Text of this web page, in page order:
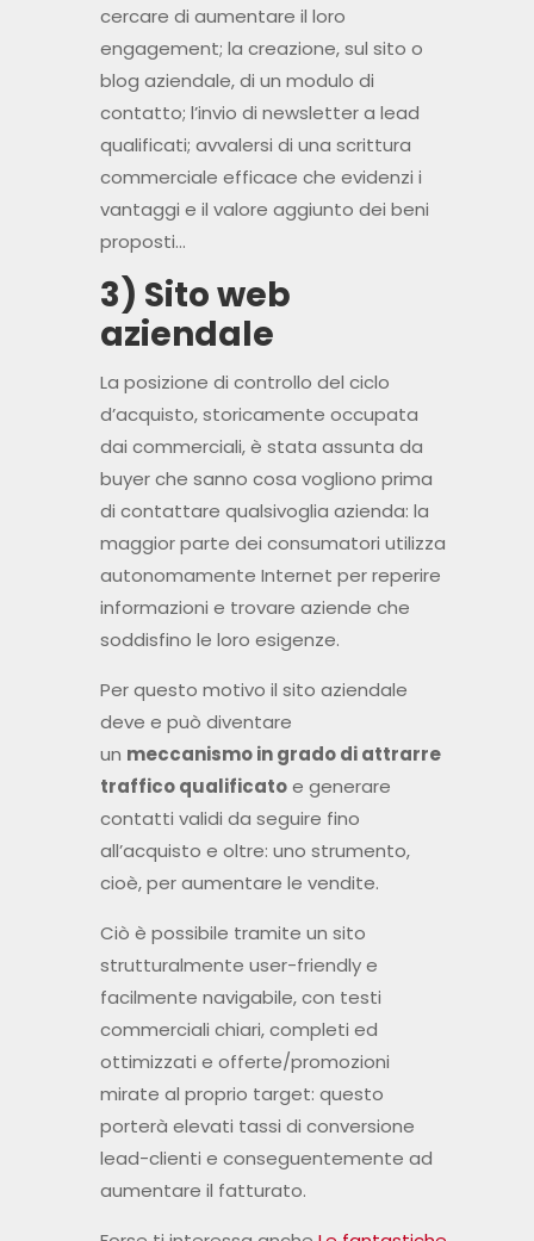
cercare di aumentare il loro
engagement; la creazione, sul sito o
blog aziendale, di un modulo di
contatto; l’invio di newsletter a lead
qualificati; avvalersi di una scrittura
commerciale efficace che evidenzi i
vantaggi e il valore aggiunto dei beni
proposti…
3) Sito web
aziendale
La posizione di controllo del ciclo
d’acquisto, storicamente occupata
dai commerciali, è stata assunta da
buyer che sanno cosa vogliono prima
di contattare qualsivoglia azienda: la
maggior parte dei consumatori utilizza
autonomamente Internet per reperire
informazioni e trovare aziende che
soddisfino le loro esigenze.
Per questo motivo il sito aziendale
deve e può diventare
un meccanismo in grado di attrarre
traffico qualificatoe generare
contatti validi da seguire fino
all’acquisto e oltre: uno strumento,
cioè, per aumentare le vendite.
Ciò è possibile tramite un sito
strutturalmente user-friendly e
facilmente navigabile, con testi
commerciali chiari, completi ed
ottimizzati e offerte/promozioni
mirate al proprio target: questo
porterà elevati tassi di conversione
lead-clienti e conseguentemente ad
aumentare il fatturato.